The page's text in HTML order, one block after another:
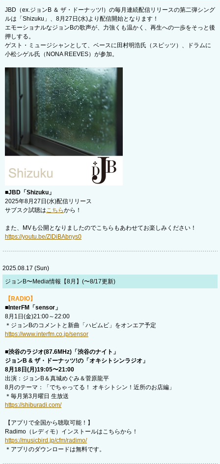
JBD（ex.ジョンB ＆ ザ・ドーナッツ!）の毎月連続配信リリースの第二弾シング
ルは「Shizuku」、8月27日(水)より配信開始となります！
エモーショナルなジョンBの歌声が、力強くも温かく、再生への一歩をそっと後
押しする。
ゲスト・ミュージシャンとして、ベースに田村明浩氏（スピッツ）、ドラムに
小松シゲル氏（NONA REEVES）が参加。
■JBD「Shizuku」
2025年8月27日(水)配信リリース
サブスク試聴はこちらから！
また、MVも公開となりましたのでこちらもあわせてお楽しみください！
https://youtu.be/ZIDiBAbnys0
2025.08.17 (Sun)
ジョンB〜Media情報【8月】(〜8/17更新)
【RADIO】
■InterFM「sensor」
8月1日(金)21:00～22:00
＊ジョンBのコメントと新曲「ハピムビ」をオンエア予定
https://www.interfm.co.jp/sensor
■渋谷のラジオ(87.6MHz)「渋谷のナイト」
ジョンB & ザ・ドーナッツ!の「オキシトシンラジオ」
8月18日(月)19:05〜21:00
出演：ジョンB＆真城めぐみ＆菅原龍平
8月のテーマ：「でちゃってる！ オキシトシン！近所のお店編」
＊毎月第3月曜日 生放送
https://shiburadi.com/
【アプリで全国から聴取可能！】
Radimo（レディモ）インストールはこちらから！
https://musicbird.jp/cfm/radimo/
＊アプリのダウンロードは無料です。